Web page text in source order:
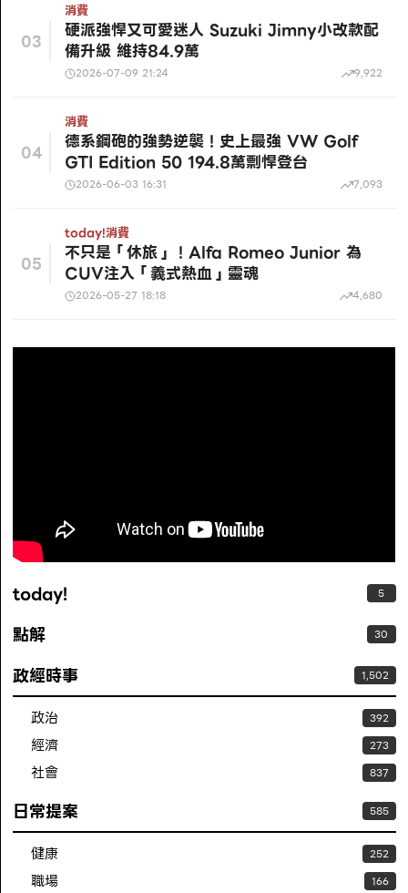
03
消費
硬派強悍又可愛迷人 Suzuki Jimny小改款配
備升級 維持84.9萬
2026-07-09 21:24 9,922
04
消費
德系鋼砲的強勢逆襲！史上最強 VW Golf
GTI Edition 50 194.8萬剽悍登台
2026-06-03 16:31 7,093
05
today!消費
不只是「休旅」！Alfa Romeo Junior 為
CUV注入「義式熱血」靈魂
2026-05-27 18:18 4,680
today! 5
點解 30
政經時事 1,502
政治 392
經濟 273
社會 837
日常提案 585
健康 252
職場 166